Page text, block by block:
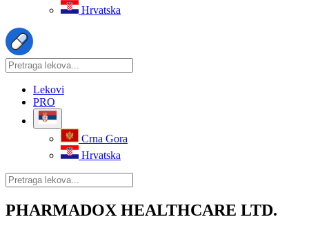
Hrvatska
Lekovi
PRO
Crna Gora
Hrvatska
PHARMADOX HEALTHCARE LTD.